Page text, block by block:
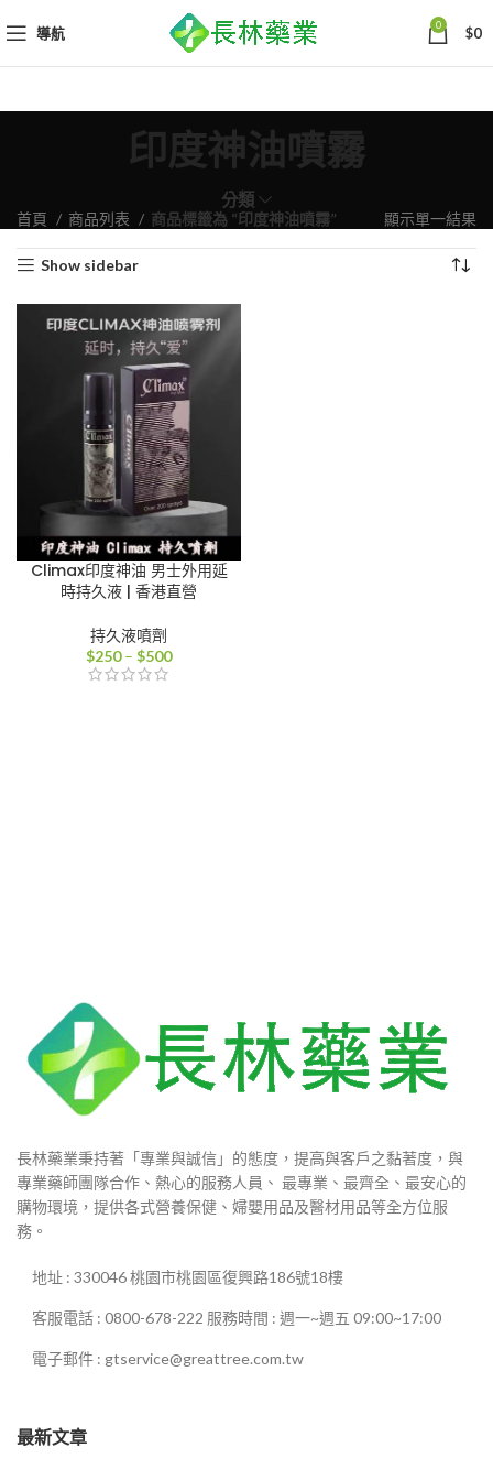
導航 0 $0
印度神油噴霧
分類
首頁 商品列表 商品標籤為 “印度神油噴霧” 顯示單一結果
Show sidebar
Climax印度神油 男士外用延
時持久液 | 香港直營
持久液噴劑
$250 – $500價
長林藥業秉持著「專業與誠信」的態度，提高與客戶之黏著度，與
專業藥師團隊合作、熱心的服務人員、 最專業、最齊全、最安心的
購物環境，提供各式營養保健、婦嬰用品及醫材用品等全方位服
務。
地址 : 330046 桃園市桃園區復興路186號18樓
客服電話 : 0800-678-222 服務時間 : 週一~週五 09:00~17:00
電子郵件 : gtservice@greattree.com.tw
最新文章